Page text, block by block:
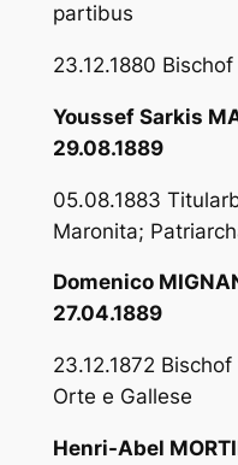
partibus
23.12.1880
Youssef Sarkis
29.08.1889
05.08.1883
Maronita;
Domenico
27.04.1889
23.12.1872
Orte e Gallese
Henri-Abel